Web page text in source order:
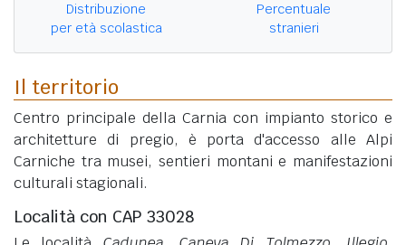
Distribuzione
per età scolastica
Percentuale
stranieri
Il territorio
Centro principale della Carnia con impianto storico e
architetture di pregio, è porta d'accesso alle Alpi
Carniche tra musei, sentieri montani e manifestazioni
culturali stagionali.
Località con CAP 33028